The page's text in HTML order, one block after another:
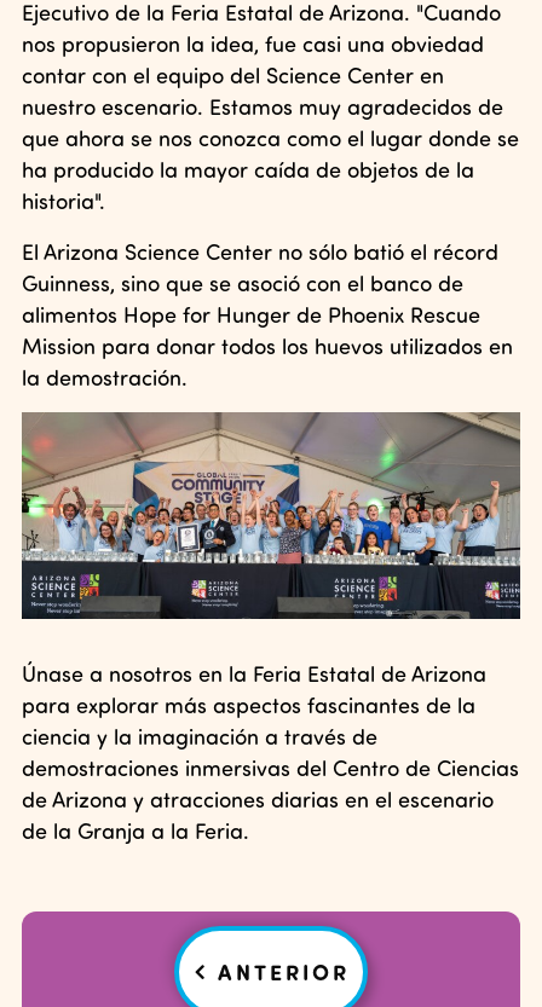
Ejecutivo de la Feria Estatal de Arizona. "Cuando
nos propusieron la idea, fue casi una obviedad
contar con el equipo del Science Center en
nuestro escenario. Estamos muy agradecidos de
que ahora se nos conozca como el lugar donde se
ha producido la mayor caída de objetos de la
historia".
El Arizona Science Center no sólo batió el récord
Guinness, sino que se asoció con el banco de
alimentos Hope for Hunger de Phoenix Rescue
Mission para donar todos los huevos utilizados en
la demostración.
Únase a nosotros en la Feria Estatal de Arizona
para explorar más aspectos fascinantes de la
ciencia y la imaginación a través de
demostraciones inmersivas del Centro de Ciencias
de Arizona y atracciones diarias en el escenario
de la Granja a la Feria.
Navegación
posterior
ANTERIOR